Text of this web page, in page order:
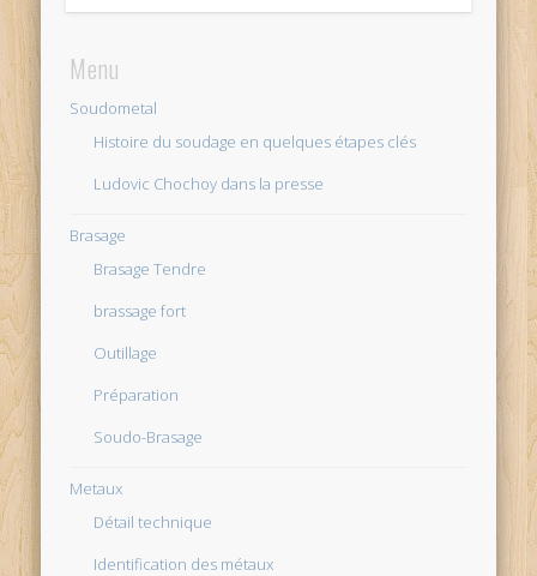
Menu
Soudometal
Histoire du soudage en quelques étapes clés
Ludovic Chochoy dans la presse
Brasage
Brasage Tendre
brassage fort
Outillage
Préparation
Soudo-Brasage
Metaux
Détail technique
Identification des métaux